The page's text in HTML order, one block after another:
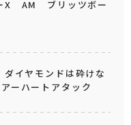
X AM ブリッツボー
ダイヤモンドは砕けな
ーハートアタック